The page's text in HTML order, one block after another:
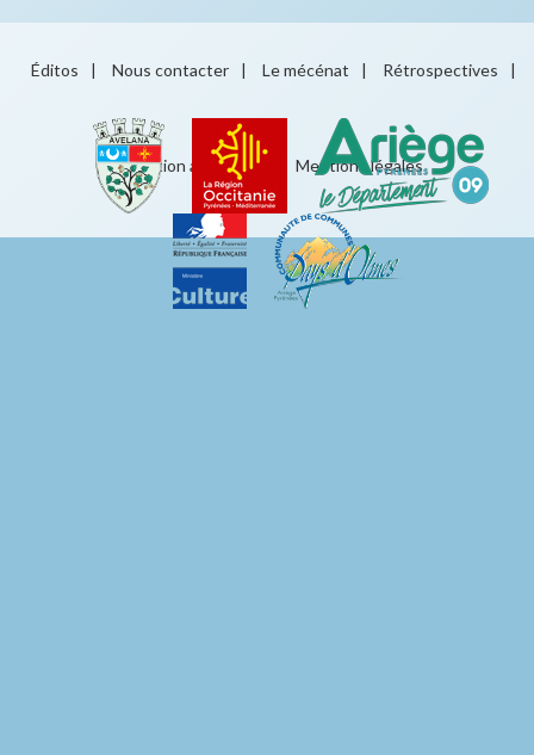
Éditos | Nous contacter | Le mécénat | Rétrospectives |
Éducation artistique Mentions légales